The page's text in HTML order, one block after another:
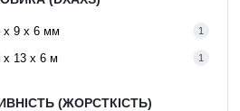
x 9 x 6 мм 1
x 13 x 6 м 1
(ЖОРСТКІСТЬ)